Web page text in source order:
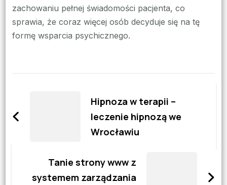
zachowaniu pełnej świadomości pacjenta, co
sprawia, że coraz więcej osób decyduje się na tę
formę wsparcia psychicznego.
Hipnoza w terapii –
leczenie hipnozą we
Wrocławiu
Tanie strony www z
systemem zarządzania